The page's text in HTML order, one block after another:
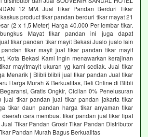
12 MM. Jual Tikar Pandan Berduri Tikar
product tikar pandan berduri tikar mayat 21
(2 x 1,5 Meter) Harga 40.000 Per lembar tikar.
Mayat tikar pandan ini juga dapat
tikar pandan tikar mayit Bekasi Jualo jualo lain
tikar mayit jual tikar pandan tikar mayit
Kota Bekasi Kami ingin menawarkan kerajinan
mayitmayit ukuran yg kami sediak. Jual tikar
Menarik | Blibli blibli jual tikar pandan Jual tikar
Harga Murah & Berkualitas, Beli Online di Blibli
Gratis Ongkir, Cicilan 0% Penelusuran
jual tikar pandan jual tikar pandan jakarta tikar
tikar daun pandan harga tikar anyaman tikar
cara membuat tikar pandan jual tikar lipat
Tikar Pandan Grosir Tikar Pandan Distributor
Pandan Murah Bagus Berkualitas